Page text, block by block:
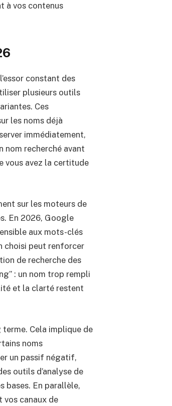
à vos contenus
constant des
plusieurs outils
Ces
les noms déjà
immédiatement,
nom recherché avant
vous avez la certitude
sur les moteurs de
En 2026, Google
aux mots-clés
choisi peut renforcer
de recherche des
: un nom trop rempli
et la clarté restent
Cela implique de
noms
un passif négatif,
outils d’analyse de
bases. En parallèle,
vos canaux de